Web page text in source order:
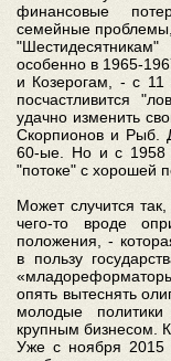
финансовые
семейные проблемы,
особенно в 1965-
и Козерогам, - с 11
посчастливится
удачно изменить
Скорпионов и Рыб.
60-ые. Но и с 1958
"потоке" с хорошей
Может случится
чего-то вроде
положения, -
в пользу
опять вытеснять
молодые
крупным бизнесом.
Уже с ноября 2015